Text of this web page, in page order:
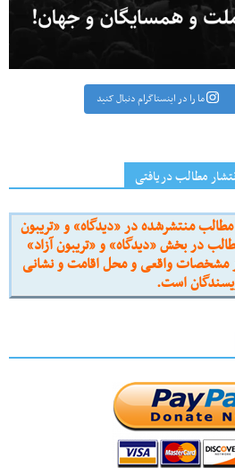
ما را در اینستاگرام دنبال کنید
مطالب دریافتی
منتشرشده در «دیدگاه» و «تریبون
در بخش «دیدگاه» و «تریبون آزاد»
مشخصات واقعی و محل اقامت و نشانی
است.